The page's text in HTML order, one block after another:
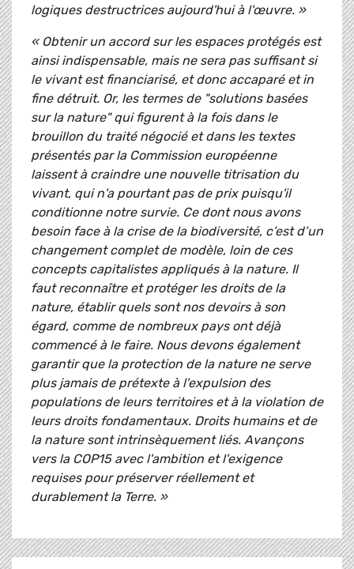
logiques destructrices aujourd'hui à l'œuvre. »
« Obtenir un accord sur les espaces protégés est
ainsi indispensable, mais ne sera pas suffisant si
le vivant est financiarisé, et donc accaparé et in
fine détruit. Or, les termes de "solutions basées
sur la nature" qui figurent à la fois dans le
brouillon du traité négocié et dans les textes
présentés par la Commission européenne
laissent à craindre une nouvelle titrisation du
vivant, qui n'a pourtant pas de prix puisqu'il
conditionne notre survie. Ce dont nous avons
besoin face à la crise de la biodiversité, c’est d’un
changement complet de modèle, loin de ces
concepts capitalistes appliqués à la nature. Il
faut reconnaître et protéger les droits de la
nature, établir quels sont nos devoirs à son
égard, comme de nombreux pays ont déjà
commencé à le faire. Nous devons également
garantir que la protection de la nature ne serve
plus jamais de prétexte à l'expulsion des
populations de leurs territoires et à la violation de
leurs droits fondamentaux. Droits humains et de
la nature sont intrinsèquement liés. Avançons
vers la COP15 avec l'ambition et l'exigence
requises pour préserver réellement et
durablement la Terre. »